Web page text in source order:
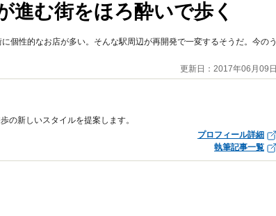
進む街をほろ酔いで歩く
個性的なお店が多い。そんな駅周辺が再開発で一変するそうだ。今のう
更新日：2017年06月09日
の新しいスタイルを提案します。
プロフィール詳細
執筆記事一覧